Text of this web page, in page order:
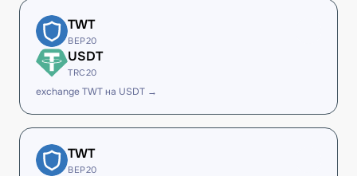
TWT
BEP20
USDT
TRC20
exchange TWT на USDT →
TWT
BEP20